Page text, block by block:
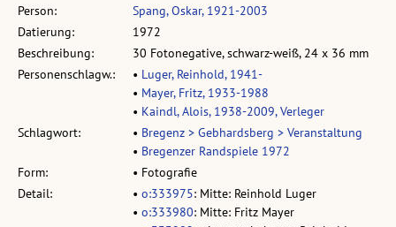
Person:
Spang, Oskar, 1921-2003
Datierung:
1972
Beschreibung:
30 Fotonegative, schwarz-weiß, 24 x 36 mm
Personenschlagw.:
• Luger, Reinhold, 1941-
• Mayer, Fritz, 1933-1988
• Kaindl, Alois, 1938-2009, Verleger
Schlagwort:
• Bregenz > Gebhardsberg > Veranstaltung
• Bregenzer Randspiele 1972
Form:
• Fotografie
Detail:
• o:333975: Mitte: Reinhold Luger
• o:333980: Mitte: Fritz Mayer